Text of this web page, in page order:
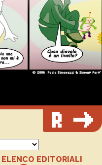
ELENCO EDITORIALI